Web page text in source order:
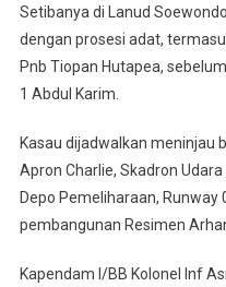
Setibanya di Lanud
dengan prosesi adat,
Pnb Tiopan Hutapea,
1 Abdul Karim.
Kasau dijadwalkan meninjau
Apron Charlie, Skadron
Depo Pemeliharaan, Runway
pembangunan Resimen
Kapendam I/BB Kolonel Inf